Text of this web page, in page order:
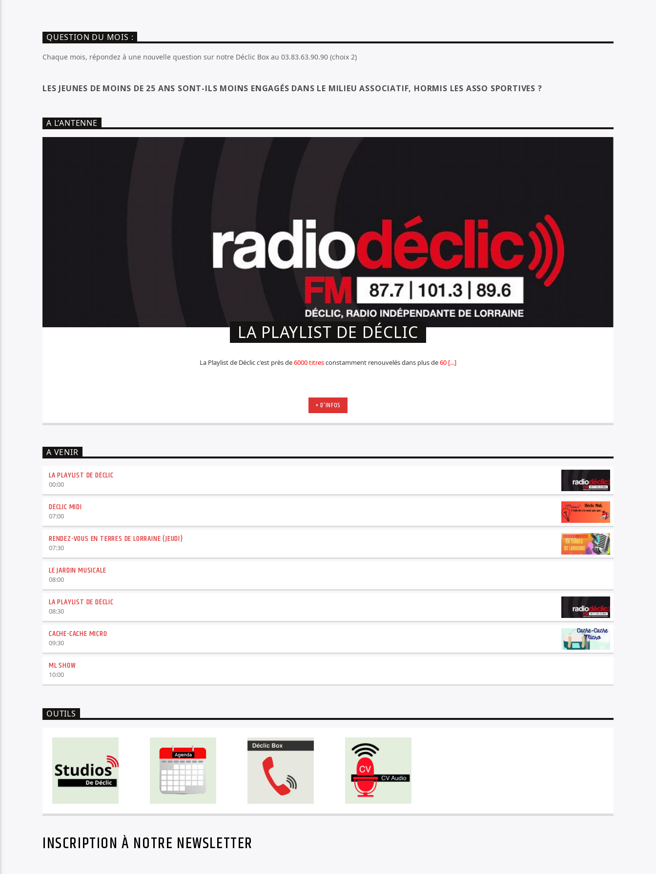
QUESTION DU MOIS :
Chaque mois, répondez à une nouvelle question sur notre Déclic Box au 03.83.63.90.90 (choix 2)
LES JEUNES DE MOINS DE 25 ANS SONT-ILS MOINS ENGAGÉS DANS LE MILIEU ASSOCIATIF, HORMIS LES ASSO SPORTIVES ?
A L’ANTENNE
LA PLAYLIST DE DÉCLIC
La Playlist de Déclic c'est près de6000 titresconstamment renouvelés dans plus de60 [...]
+ D'INFOS
A VENIR
LA PLAYLIST DE DÉCLIC
00:00
DÉCLIC MIDI
07:00
RENDEZ-VOUS EN TERRES DE LORRAINE (JEUDI)
07:30
LE JARDIN MUSICALE
08:00
LA PLAYLIST DE DÉCLIC
08:30
CACHE-CACHE MICRO
09:30
ML SHOW
10:00
OUTILS
INSCRIPTION À NOTRE NEWSLETTER